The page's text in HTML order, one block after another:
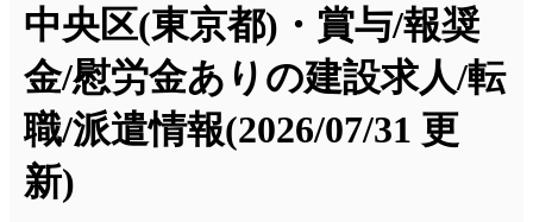
中央区(東京都)・賞与/報奨
金/慰労金ありの建設求人/転
職/派遣情報(2026/07/31 更
新)